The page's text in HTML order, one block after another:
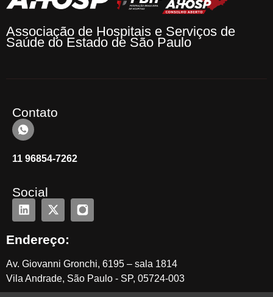
Associação de Hospitais e Serviços de
Saúde do Estado de São Paulo
Contato
11 96854-7262
Social
Endereço:
Av. Giovanni Gronchi, 6195 – sala 1814
Vila Andrade, São Paulo - SP, 05724-003